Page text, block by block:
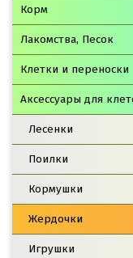
Корм
Лакомства, Песок
Клетки и переноски
Аксессуары для
Лесенки
Поилки
Кормушки
Жердочки
Игрушки